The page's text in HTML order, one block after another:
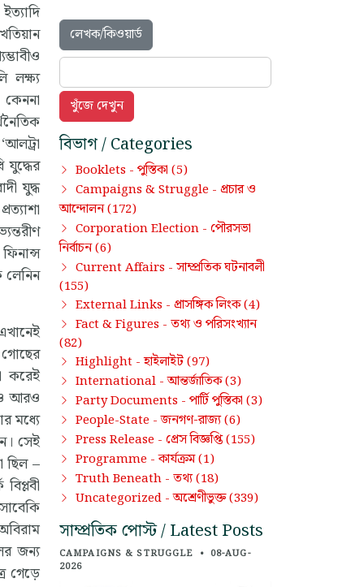
লক্ষ্য
যুদ্ধের
যুদ্ধ
লেনিন
গোছের
করেই
আরও
মধ্যে
সেই
ছিল –
জন্য
গেড়ে
লেখক/কিওয়ার্ড
বিভাগ / Categories
Booklets - পুস্তিকা (5)
Campaigns & Struggle - প্রচার ও
আন্দোলন(172)
Corporation Election - পৌরসভা
নির্বাচন(6)
Current Affairs - সাম্প্রতিক ঘটনাবলী
(155)
External Links - প্রাসঙ্গিক লিংক(4)
Fact & Figures - তথ্য ও পরিসংখ্যান
(82)
Highlight -হাইলাইট(97)
International -আন্তর্জাতিক(3)
Party Documents - পার্টি পুস্তিকা (3)
People-State -জনগণ-রাজ্য(6)
Press Release - প্রেস বিজ্ঞপ্তি(155)
Programme -কার্যক্রম(1)
Truth Beneath - তথ্য(18)
Uncategorized -অশ্রেণীভুক্ত(339)
সাম্প্রতিক পোস্ট / Latest Posts
CAMPAIGNS & STRUGGLE • 08-AUG-
2026